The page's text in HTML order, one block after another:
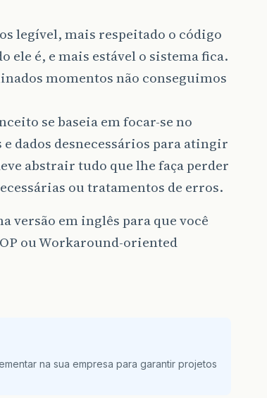
legível, mais respeitado o código
ele é, e mais estável o sistema fica.
momentos não conseguimos
se baseia em focar-se no
dados desnecessários para atingir
abstrair tudo que lhe faça perder
ou tratamentos de erros.
versão em inglês para que você
ou Workaround-oriented
na sua empresa para garantir projetos